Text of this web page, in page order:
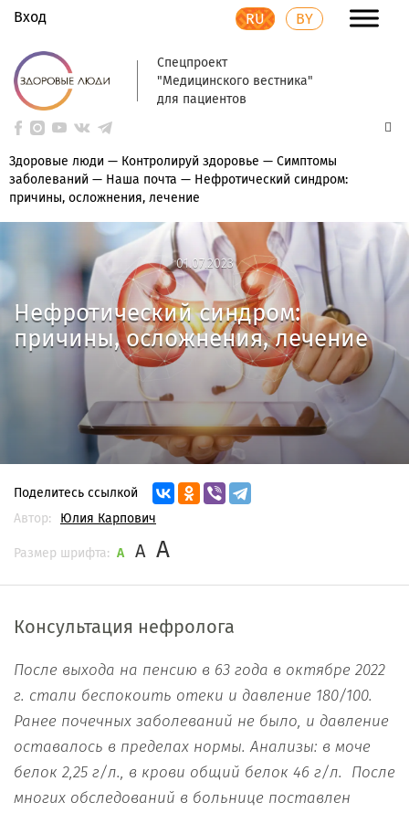
Вход RU BY
Спецпроект
"Медицинского вестника"
для пациентов
Здоровые люди — Контролируй здоровье — Симптомы
заболеваний — Наша почта — Нефротический синдром:
причины, осложнения, лечение
01.07.2023
01.07.2023
Нефротический синдром:
причины, осложнения, лечение
Поделитесь ссылкой
Автор:
Юлия Карпович
Размер шрифта: A A A
Консультация нефролога
После выхода на пенсию в 63 года в октябре 2022
г. стали беспокоить отеки и давление 180/100.
Ранее почечных заболеваний не было, и давление
оставалось в пределах нормы.Анализы: в моче
белок 2,25 г/л., в крови общий белок 46 г/л. После
многих обследований в больнице поставлен